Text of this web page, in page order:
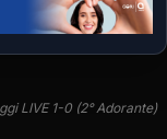
LIVE 1-0 (2° Adorante)